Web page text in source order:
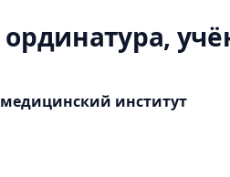
институт